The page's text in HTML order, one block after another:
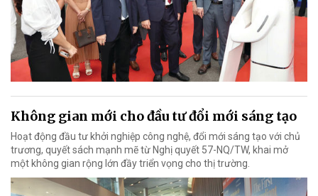
Không gian mới cho đầu tư đổi mới sáng tạo
Hoạt động đầu tư khởi nghiệp công nghệ, đổi mới sáng tạo với chủ
trương, quyết sách mạnh mẽ từ Nghị quyết 57-NQ/TW, khai mở
một không gian rộng lớn đầy triển vọng cho thị trường.